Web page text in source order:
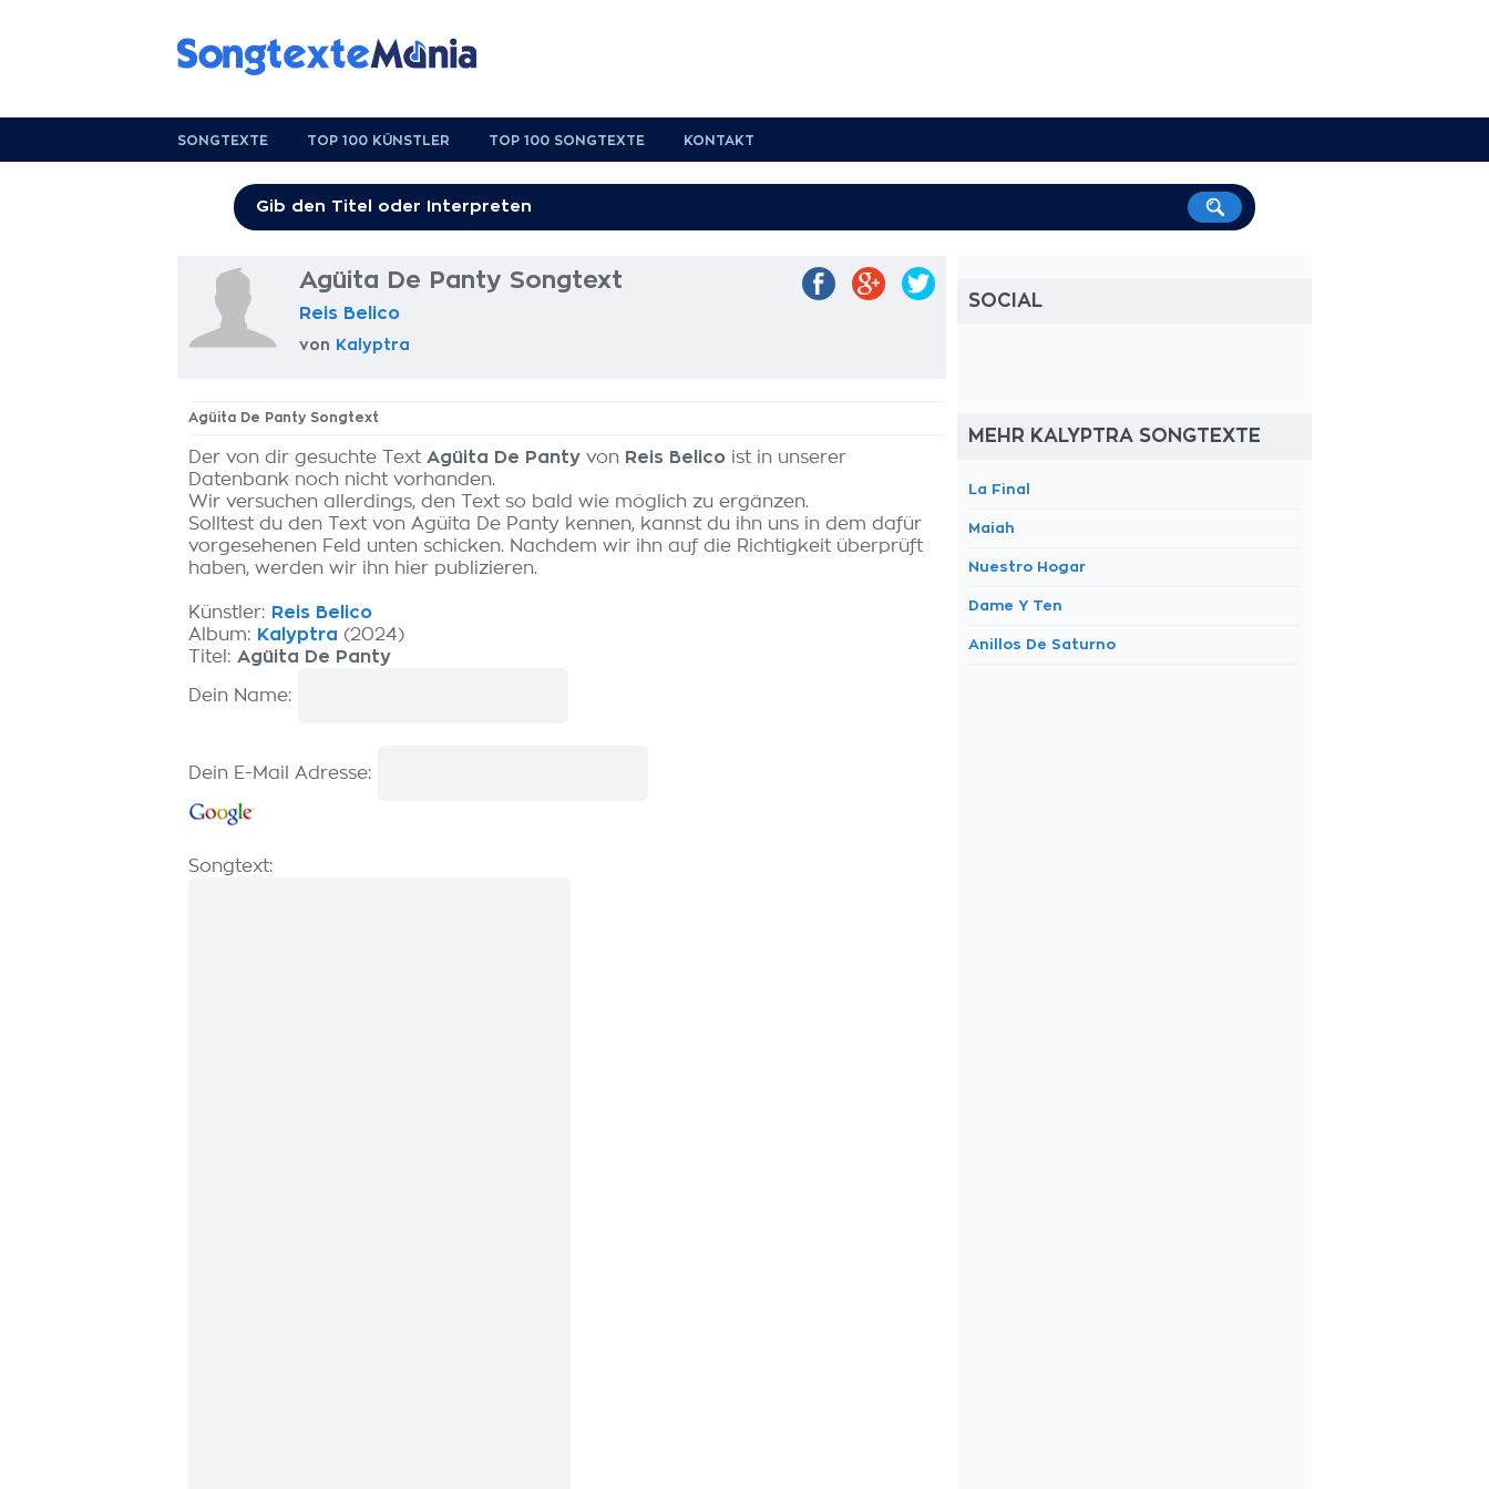
SONGTEXTE TOP 100 KÜNSTLER TOP 100 SONGTEXTE KONTAKT
Agüita De Panty Songtext
Reis Belico
von Kalyptra
Agüita De Panty Songtext
Der von dir gesuchte Text Agüita De Panty von Reis Belico ist in unserer
Datenbank noch nicht vorhanden.
Wir versuchen allerdings, den Text so bald wie möglich zu ergänzen.
Solltest du den Text von Agüita De Panty kennen, kannst du ihn uns in dem dafür
vorgesehenen Feld unten schicken. Nachdem wir ihn auf die Richtigkeit überprüft
haben, werden wir ihn hier publizieren.
Künstler: Reis Belico
Album: Kalyptra (2024)
Titel: Agüita De Panty
Dein Name:
Dein E-Mail Adresse:
Songtext:
SOCIAL
MEHR KALYPTRA SONGTEXTE
La Final
Maiah
Nuestro Hogar
Dame Y Ten
Anillos De Saturno